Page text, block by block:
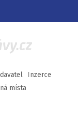
Inzerce
místa